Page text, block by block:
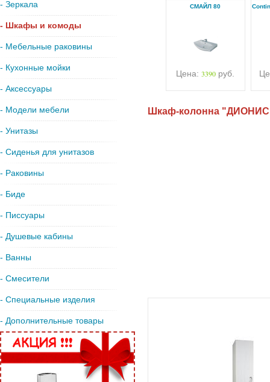
- Зеркала
- Шкафы и комоды
- Мебельные раковины
- Кухонные мойки
- Аксессуары
- Модели мебели
- Унитазы
- Сиденья для унитазов
- Раковины
- Биде
- Писсуары
- Душевые кабины
- Ванны
- Смесители
- Специальные изделия
- Дополнительные товары
СМАЙЛ 80
Цена: 3390 руб.
Шкаф-колонна